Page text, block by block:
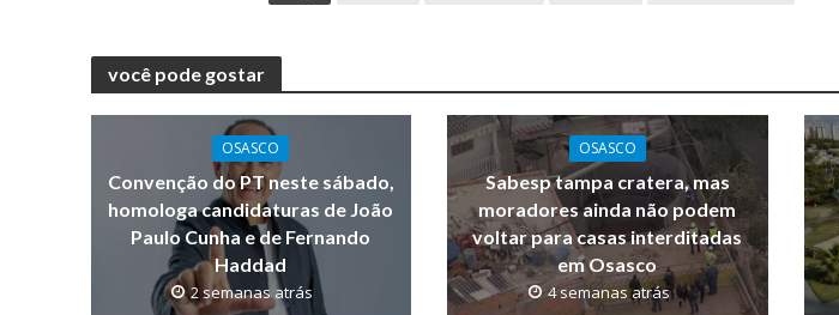
você pode gostar
OSASCO
Convenção do PT neste sábado,
homologa candidaturas de João
Paulo Cunha e de Fernando
Haddad
2 semanas atrás
OSASCO
Sabesp tampa cratera, mas
moradores ainda não podem
voltar para casas interditadas
em Osasco
4 semanas atrás